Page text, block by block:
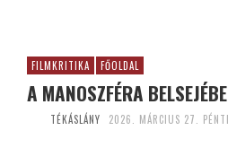
FILMKRITIKA FŐOLDAL
A MANOSZFÉRA
TÉKÁSLÁNY 2026. MÁRCIUS 27.